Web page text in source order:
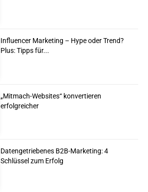
Influencer Marketing – Hype oder Trend?
Plus: Tipps für...
„Mitmach-Websites“ konvertieren
erfolgreicher
Datengetriebenes B2B-Marketing: 4
Schlüssel zum Erfolg